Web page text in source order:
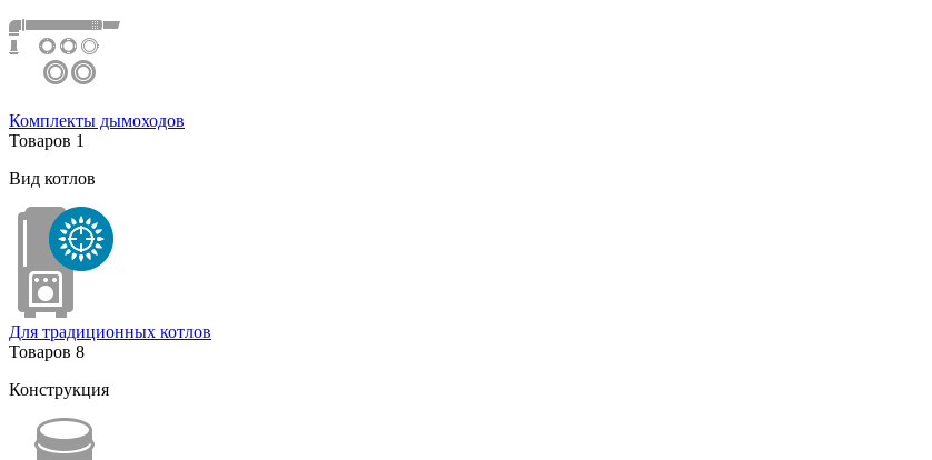
Комплекты дымоходов
Товаров 1
Вид котлов
Для традиционных котлов
Товаров 8
Конструкция